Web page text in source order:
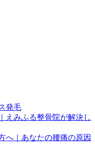
発毛
えみふる整骨院が解決し
へ｜あなたの腰痛の原因